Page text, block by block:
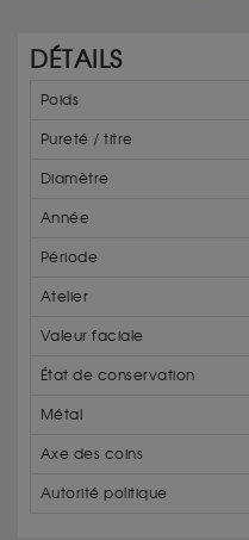
DÉTAILS
Poids
Pureté / titre
Diamètre
Année
Période
Atelier
Valeur faciale
État de conservation
Métal
Axe des coins
Autorité politique